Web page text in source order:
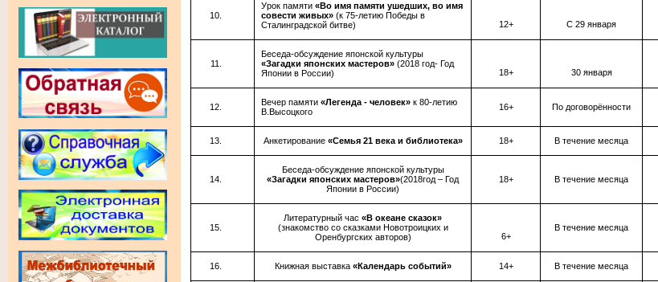
Урок памяти«Во имя памяти ушедших, во имя
совести живых» (к 75-летию Победы в
Сталинградской битве)
12+ С 29 января
Беседа-обсуждение японской культуры
«Загадки японских мастеров»(2018 год- Год
Японии в России)
18+ 30 января
Вечер памяти«Легенда - человек»к 80-летию
В.Высоцкого
16+ По договорённости
Анкетирование «Семья 21 века и библиотека» 18+ В течение месяца
Беседа-обсуждение японской культуры
«Загадки японских мастеров»(2018год – Год
Японии в России)
18+ В течение месяца
Литературный час «В океане сказок»
(знакомство со сказками Новотроицких и
Оренбургских авторов)
6+
В течение месяца
Книжная выставка «Календарь событий» 14+ В течение месяца